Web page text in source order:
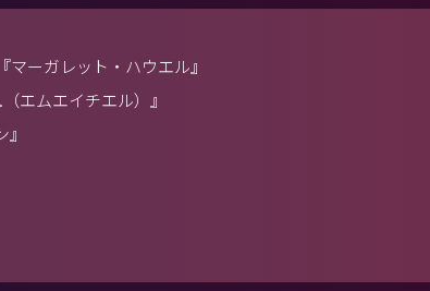
ーガレット・ハウエル』
エムエイチエル）』